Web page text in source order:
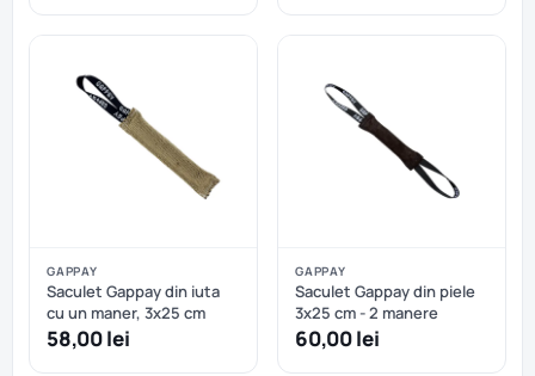
GAPPAY
Saculet Gappay din iuta
cu un maner, 3x25 cm
58,00 lei
GAPPAY
Saculet Gappay din piele
3x25 cm - 2 manere
60,00 lei